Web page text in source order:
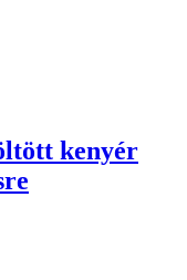
kenyér